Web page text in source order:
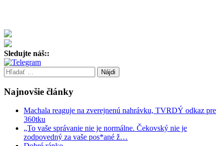
Sledujte náš::
Hľadať:
Najnovšie články
Machala reaguje na zverejnenú nahrávku, TVRDÝ odkaz pre
360tku
„To vaše správanie nie je normálne. Čekovský nie je
zodpovedný za vaše pos*ané ž…